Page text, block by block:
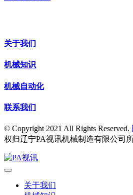
关于我们
机械知识
机械自动化
联系我们
© Copyright 2021 All Rights Reserved.
权归辽宁PA视讯机械制造有限公司
关于我们